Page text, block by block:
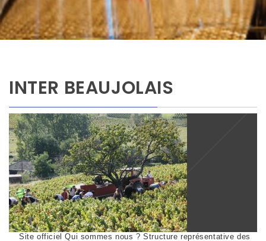
INTER BEAUJOLAIS
Site officiel Qui sommes nous ? Structure représentative des